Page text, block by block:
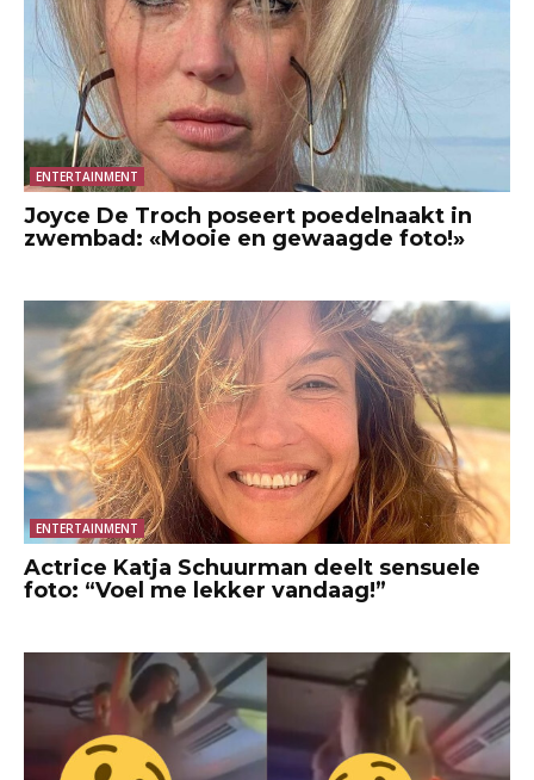
ENTERTAINMENT
Joyce De Troch poseert poedelnaakt in
zwembad: «Mooie en gewaagde foto!»
ENTERTAINMENT
Actrice Katja Schuurman deelt sensuele
foto: “Voel me lekker vandaag!”